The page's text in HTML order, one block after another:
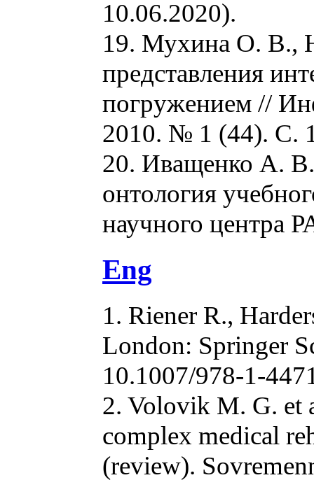
10.06.2020).
19. Мухина О. В.,
представления
погружением //
2010. № 1 (44). С.
20. Иващенко А.
онтология
научного центра
Eng
1. Riener R.,
London: Springer
10.1007/978-1-
2. Volovik M. G. et
complex medical
(review).